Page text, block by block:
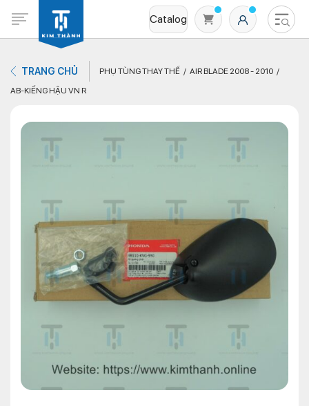
Catalog
TRANG CHỦ PHỤ TÙNG THAY THẾ
AIR BLADE 2008 - 2010
AB-KIẾNG HẬU VN R